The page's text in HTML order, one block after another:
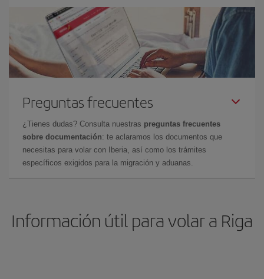
Preguntas frecuentes
¿Tienes dudas? Consulta nuestras preguntas frecuentes
sobre documentación: te aclaramos los documentos que
necesitas para volar con Iberia, así como los trámites
específicos exigidos para la migración y aduanas.
Información útil para volar a Riga